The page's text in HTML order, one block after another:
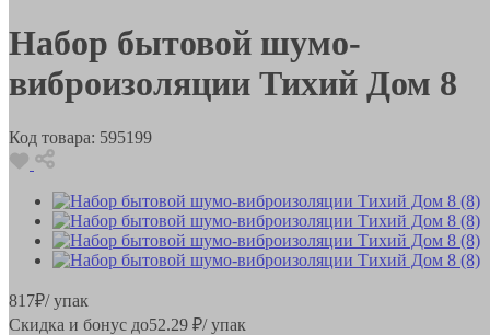
Набор бытовой шумо-
виброизоляции Тихий Дом 8
Код товара: 595199
817₽/ упак
Скидка и бонус до52.29 ₽/ упак